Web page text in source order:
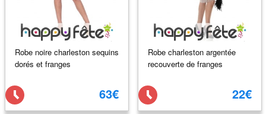
Robe noire charleston sequins
dorés et franges
63€
Robe charleston argentée
recouverte de franges
22€